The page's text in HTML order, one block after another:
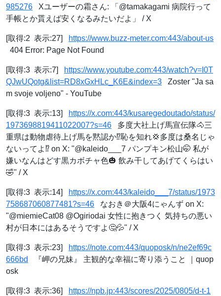
985276 Xユーザーの霜さん: 「@tamakagami 病院行って
手帳とか貰えば安くなるみたいだよ」 / X
[取得:2 表示:27]
https://www.buzz-meter.com:443/about-us
404 Error: Page Not Found
[取得:3 表示:7]
https://www.youtube.com:443/watch?v=I0T
QJwUQotg&list=RD8xGxHLc_K6E&index=3 Zoster "Ja sa
m svoje voljeno" - YouTube
[取得:3 表示:13]
https://x.com:443/kusaregedoutado/status/
1973698819411022007?s=46 多度大社上げ馬宣伝隊🐴三
重県は動物虐待上げ馬を黙認か⁉️恥を知れ💢多度は桑名じゃ
ないってよ⁉️ on X: "@kaleido___7 パンプキン松山🤭 私が
嫌いなんはどす黒カボチャ色🎃 飲み干してあげてくらはい
🤣" / X
[取得:3 表示:14]
https://x.com:443/kaleido___7/status/1973
758687060877481?s=46 なおき＠大阪4にゃんず on X:
"@miemieCat08 @Ogiriodai 女性に抱きつく 気持ちの悪い
村が日本にはあるそうですよ🤔💦" / X
[取得:3 表示:23]
https://note.com:443/quoposk/n/ne2ef69c
666bd
『岬の兄妹』 主観的な幸福に寄り添うこと ｜quop
osk
[取得:3 表示:36]
https://npb.jp:443/scores/2025/0805/d-t-1